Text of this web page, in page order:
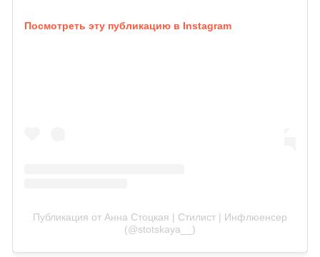
Посмотреть эту публикацию в Instagram
Публикация от Анна Стоцкая | Стилист | Инфлюенсер
(@stotskaya__)